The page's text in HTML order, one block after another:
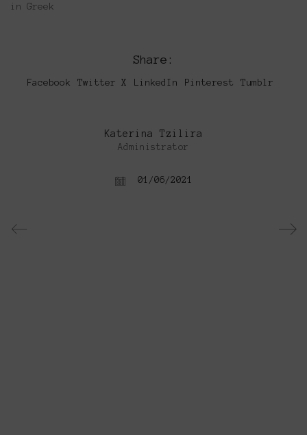
in Greek
Share:
Facebook Twitter X LinkedIn Pinterest Tumblr
Katerina Tzilira
Administrator
01/06/2021